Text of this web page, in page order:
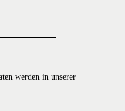
werden in unserer